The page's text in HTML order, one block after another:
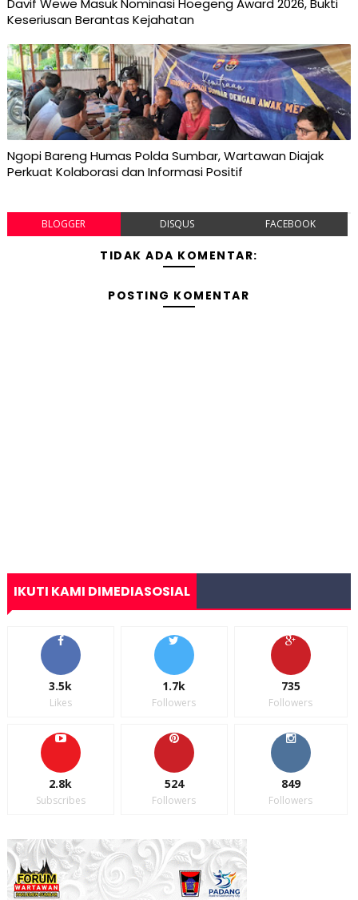
Davif Wewe Masuk Nominasi Hoegeng Award 2026, Bukti
Keseriusan Berantas Kejahatan
Ngopi Bareng Humas Polda Sumbar, Wartawan Diajak
Perkuat Kolaborasi dan Informasi Positif
BLOGGER DISQUS FACEBOOK
TIDAK ADA KOMENTAR:
POSTING KOMENTAR
IKUTI KAMI DIMEDIASOSIAL
3.5k
Likes
1.7k
Followers
735
Followers
2.8k
Subscribes
524
Followers
849
Followers